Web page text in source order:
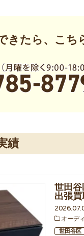
きたら、こち
績
世田谷
出張
オーデ
世田谷区